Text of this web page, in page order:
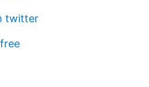
twitter